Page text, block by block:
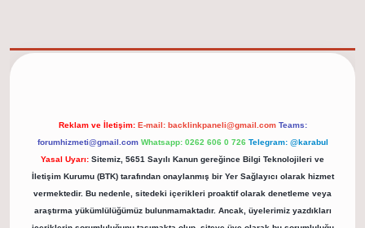
Reklam ve İletişim: E-mail: backlinkpaneli@gmail.com Teams:
forumhizmeti@gmail.com Whatsapp: 0262 606 0 726 Telegram: @karabul
Yasal Uyarı: Sitemiz, 5651 Sayılı Kanun gereğince Bilgi Teknolojileri ve
İletişim Kurumu (BTK) tarafından onaylanmış bir Yer Sağlayıcı olarak hizmet
vermektedir. Bu nedenle, sitedeki içerikleri proaktif olarak denetleme veya
araştırma yükümlülüğümüz bulunmamaktadır. Ancak, üyelerimiz yazdıkları